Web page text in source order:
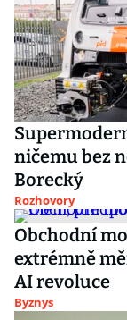
ničemu bez
Borecký
Rozhovory
Obchodní
extrémně
AI revoluce
Byznys